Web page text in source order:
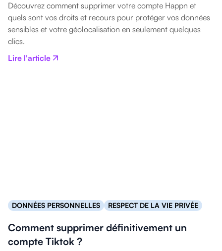
Découvrez comment supprimer votre compte Happn et
quels sont vos droits et recours pour protéger vos données
sensibles et votre géolocalisation en seulement quelques
clics.
Lire l'article
DONNÉES PERSONNELLES RESPECT DE LA VIE PRIVÉE
Comment supprimer définitivement un
compte Tiktok ?